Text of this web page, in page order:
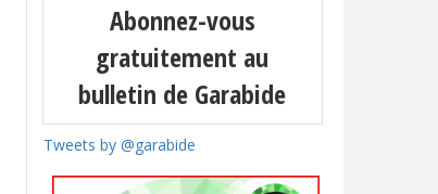
Abonnez-vous
gratuitement au
bulletin de Garabide
Tweets by @garabide